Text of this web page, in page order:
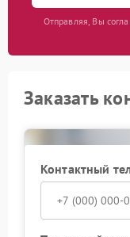
Отправляя, Вы
Заказать
Контактный